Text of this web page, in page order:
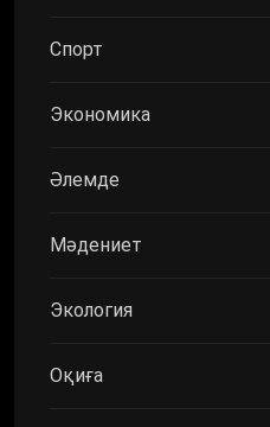
Спорт
Экономика
Әлемде
Мәдениет
Экология
Оқиға